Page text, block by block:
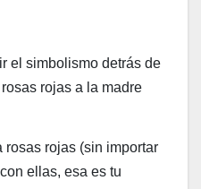
el simbolismo detrás de
rojas a la madre
rosas rojas (sin importar
ellas, esa es tu